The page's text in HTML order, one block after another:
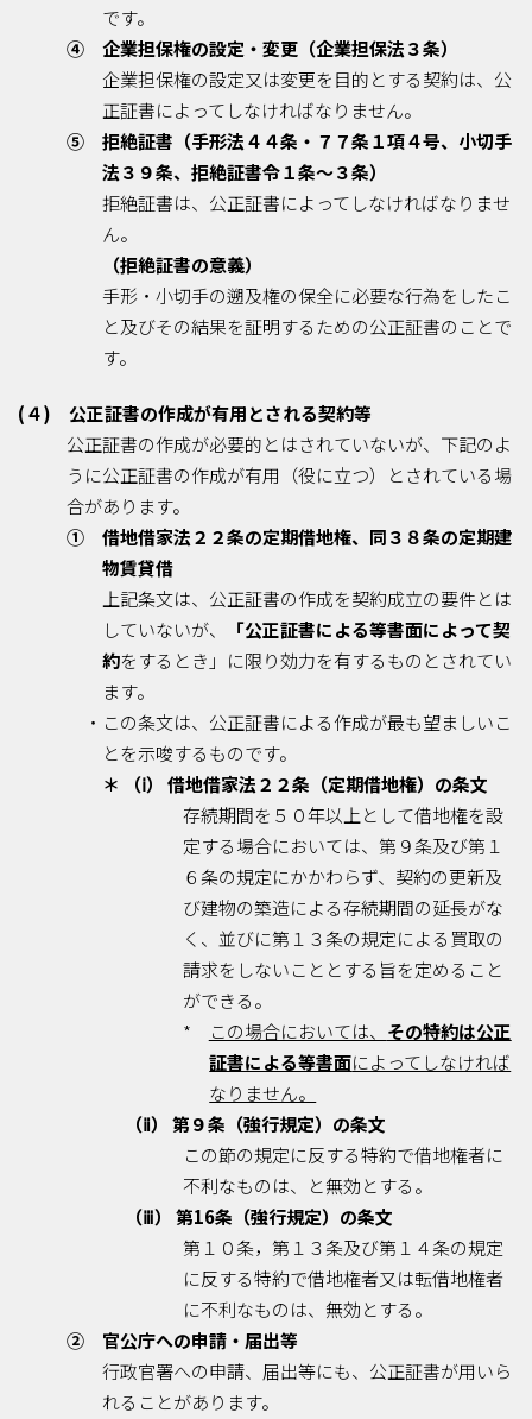
です。
④ 企業担保権の設定・変更（企業担保法３条）
企業担保権の設定又は変更を目的とする契約は、公
正証書によってしなければなりません。
⑤ 拒絶証書（手形法４４条・７７条１項４号、小切手
法３９条、拒絶証書令１条～３条）
拒絶証書は、公正証書によってしなければなりませ
ん。
（拒絶証書の意義）
手形・小切手の遡及権の保全に必要な行為をしたこ
と及びその結果を証明するための公正証書のことで
す。
(４) 公正証書の作成が有用とされる契約等
公正証書の作成が必要的とはされていないが、下記のよ
うに公正証書の作成が有用（役に立つ）とされている場
合があります。
① 借地借家法２２条の定期借地権、同３８条の定期建
物賃貸借
上記条文は、公正証書の作成を契約成立の要件とは
していないが、
「公正証書による等書面によって契
約をするとき」に限り効力を有するものとされてい
ます。
・この条文は、公正証書による作成が最も望ましいこ
とを示唆するものです。
＊ （ⅰ） 借地借家法２２条（定期借地権）の条文
存続期間を５０年以上として借地権を設
定する場合においては、第９条及び第１
６条の規定にかかわらず、契約の更新及
び建物の築造による存続期間の延長がな
く、並びに第１３条の規定による買取の
請求をしないこととする旨を定めること
ができる。
*
この場合においては、 その特約は公正
証書による等書面によってしなければ
なりません。
（ⅱ） 第９条（強行規定）の条文
この節の規定に反する特約で借地権者に
不利なものは、と無効とする。
（ⅲ） 第16条（強行規定）の条文
第１０条，第１３条及び第１４条の規定
に反する特約で借地権者又は転借地権者
に不利なものは、無効とする。
② 官公庁への申請・届出等
行政官署への申請、届出等にも、公正証書が用いら
れることがあります。